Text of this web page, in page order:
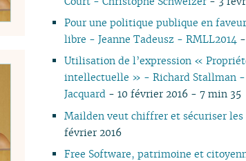
02
02
01
01
04
02
03
Pour une politique publique en
libre - Jeanne Tadeusz - RMLL2014
Utilisation de l’expression «
intellectuelle » - Richard Stallman
Jacquard - 10 février 2016 - 7 min 35
Mailden veut chiffrer et sécuriser
février 2016
Free Software, patrimoine et